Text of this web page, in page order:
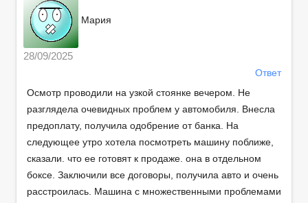
Мария
28/09/2025
Ответ
Осмотр проводили на узкой стоянке вечером. Не
разглядела очевидных проблем у автомобиля. Внесла
предоплату, получила одобрение от банка. На
следующее утро хотела посмотреть машину поближе,
сказали. что ее готовят к продаже. она в отдельном
боксе. Заключили все договоры, получила авто и очень
расстроилась. Машина с множественными проблемами